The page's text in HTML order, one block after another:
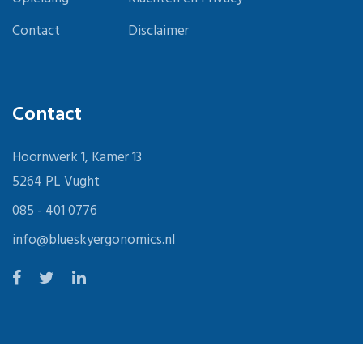
Contact
Disclaimer
Contact
Hoornwerk 1, Kamer 13
5264 PL Vught
085 - 401 0776
info@blueskyergonomics.nl